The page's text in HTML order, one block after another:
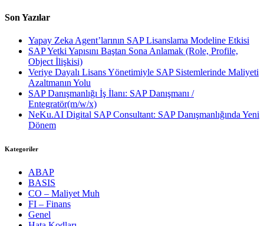
Son Yazılar
Yapay Zeka Agent’larının SAP Lisanslama Modeline Etkisi
SAP Yetki Yapısını Baştan Sona Anlamak (Role, Profile,
Object İlişkisi)
Veriye Dayalı Lisans Yönetimiyle SAP Sistemlerinde Maliyeti
Azaltmanın Yolu
SAP Danışmanlığı İş İlanı: SAP Danışmanı /
Entegratör(m/w/x)
NeKu.AI Digital SAP Consultant: SAP Danışmanlığında Yeni
Dönem
Kategoriler
ABAP
BASIS
CO – Maliyet Muh
FI – Finans
Genel